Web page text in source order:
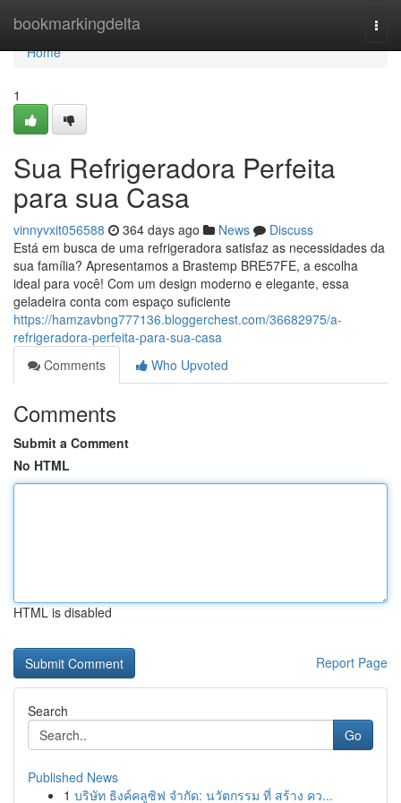
bookmarkingdelta
Home
Home
1
Sua Refrigeradora Perfeita
para sua Casa
vinnyvxit056588 364 days ago News
Discuss
Está em busca de uma refrigeradora satisfaz as necessidades da
sua família? Apresentamos a Brastemp BRE57FE, a escolha
ideal para você! Com um design moderno e elegante, essa
geladeira conta com espaço suficiente
https://hamzavbng777136.bloggerchest.com/36682975/a-
refrigeradora-perfeita-para-sua-casa
Comments
Who Upvoted
Comments
Submit a Comment
No HTML
HTML is disabled
Report Page
Search
Go
Published News
1 บริษัท ธิงค์คลูซิฟ จำกัด: นวัตกรรม ที่ สร้าง คว...